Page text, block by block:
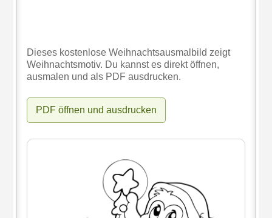
Dieses kostenlose Weihnachtsausmalbild zeigt
Weihnachtsmotiv. Du kannst es direkt öffnen,
ausmalen und als PDF ausdrucken.
PDF öffnen und ausdrucken